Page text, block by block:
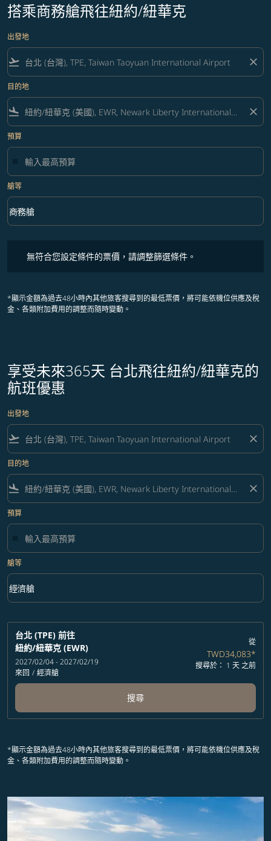
搭乘商務艙飛往紐約/紐華克
出發地
flight_takeoff close
目的地
flight_land close
預算
艙等
艙等 option 商務艙 Selected
商務艙
keyboard_arrow_down
無符合您設定條件的票價，請調整篩選條件。
*顯示金額為過去48小時內其他旅客搜尋到的最低票價，將可能依機位供應及稅
金、各類附加費用的調整而隨時變動。
享受未來365天 台北飛往紐約/紐華克的
航班優惠
出發地
flight_takeoff close
目的地
flight_land close
預算
艙等
艙等 option 經濟艙 Selected
經濟艙
keyboard_arrow_down
台北 (TPE) 前往
紐約/紐華克 (EWR)
2027/02/04 - 2027/02/19
來回 / 經濟艙
從
TWD34,083*
搜尋於： 1 天 之前
搜尋
*顯示金額為過去48小時內其他旅客搜尋到的最低票價，將可能依機位供應及稅
金、各類附加費用的調整而隨時變動。